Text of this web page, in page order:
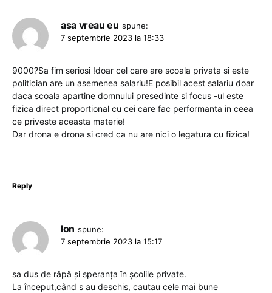
asa vreau eu spune:
7 septembrie 2023 la 18:33
9000?Sa fim seriosi !doar cel care are scoala privata si este
politician are un asemenea salariu!E posibil acest salariu doar
daca scoala apartine domnului presedinte si focus -ul este
fizica direct proportional cu cei care fac performanta in ceea
ce priveste aceasta materie!
Dar drona e drona si cred ca nu are nici o legatura cu fizica!
Reply
Ion spune:
7 septembrie 2023 la 15:17
sa dus de râpă și speranța în școlile private.
La început,când s au deschis, cautau cele mai bune